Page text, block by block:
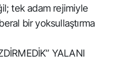
tek adam rejimiyle
bir yoksullaştırma
YALANI